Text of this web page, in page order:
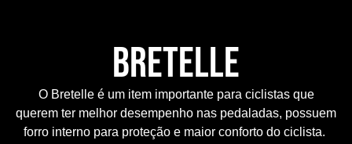
bretelle
O Bretelle é um item importante para ciclistas que
querem ter melhor desempenho nas pedaladas, possuem
forro interno para proteção e maior conforto do ciclista.